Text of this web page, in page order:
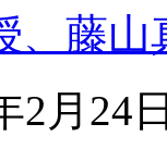
、藤
2月24日